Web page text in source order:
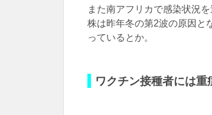
また南アフリカで感染状況
株は昨年冬の第2波の原因と
っているとか。
ワクチン接種者には